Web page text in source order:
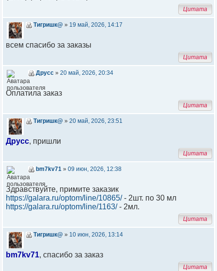
Цитата
Тигришк@ » 19 май, 2026, 14:17
всем спасибо за заказы
Цитата
Друсс » 20 май, 2026, 20:34
Оплатила заказ
Цитата
Тигришк@ » 20 май, 2026, 23:51
Друсс, пришли
Цитата
bm7kv71 » 09 июн, 2026, 12:38
Здравствуйте, примите заказик
https://galara.ru/optom/line/10865/- 2шт. по 30 мл
https://galara.ru/optom/line/1163/- 2мл.
Цитата
Тигришк@ » 10 июн, 2026, 13:14
bm7kv71, спасибо за заказ
Цитата